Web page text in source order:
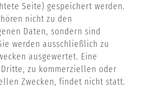
Seite) gespeichert werden.
nicht zu den
Daten, sondern sind
werden ausschließlich zu
ausgewertet. Eine
zu kommerziellen oder
Zwecken, findet nicht statt.